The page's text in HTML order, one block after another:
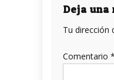
Deja una
Tu dirección
Comentario *